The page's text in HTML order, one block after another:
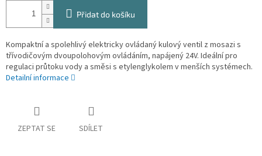
Přidat do košíku
Kompaktní a spolehlivý elektricky ovládaný kulový ventil z mosazi s
třívodičovým dvoupolohovým ovládáním, napájený 24V. Ideální pro
regulaci průtoku vody a směsi s etylenglykolem v menších systémech.
Detailní informace
ZEPTAT SE SDÍLET